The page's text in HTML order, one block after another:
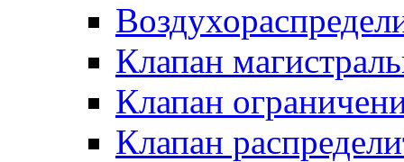
Клапан
Клапан
Клапан